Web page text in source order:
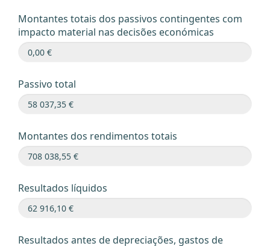
Montantes totais dos passivos contingentes com
impacto material nas decisões económicas
Passivo total
Montantes dos rendimentos totais
Resultados líquidos
Resultados antes de depreciações, gastos de